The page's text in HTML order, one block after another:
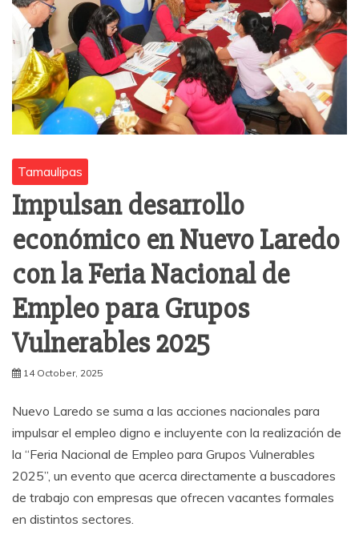
Tamaulipas
Impulsan desarrollo
económico en Nuevo Laredo
con la Feria Nacional de
Empleo para Grupos
Vulnerables 2025
14 October, 2025
Nuevo Laredo se suma a las acciones nacionales para
impulsar el empleo digno e incluyente con la realización de
la “Feria Nacional de Empleo para Grupos Vulnerables
2025”, un evento que acerca directamente a buscadores
de trabajo con empresas que ofrecen vacantes formales
en distintos sectores.